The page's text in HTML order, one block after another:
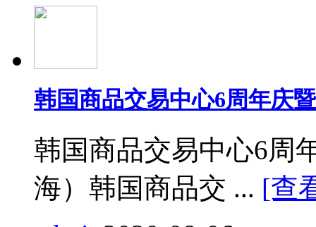
韩国商品交易中心6周年庆
韩国商品交易中心6周
海）韩国商品交 ... [查